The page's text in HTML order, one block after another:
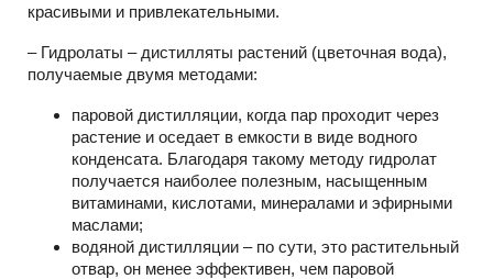
красивыми и привлекательными.
– Гидролаты – дистилляты растений (цветочная вода),
получаемые двумя методами:
паровой дистилляции, когда пар проходит через
растение и оседает в емкости в виде водного
конденсата. Благодаря такому методу гидролат
получается наиболее полезным, насыщенным
витаминами, кислотами, минералами и эфирными
маслами;
водяной дистилляции – по сути, это растительный
отвар, он менее эффективен, чем паровой